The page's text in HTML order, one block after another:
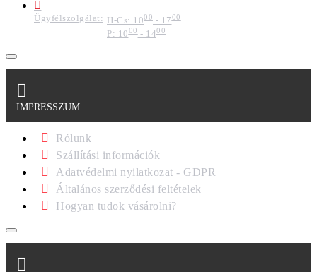
Ügyfélszolgálat: H-Cs: 1000 - 1700
P: 1000- 1400
IMPRESSZUM
Rólunk
Szállítási információk
Adatvédelmi nyilatkozat - GDPR
Általános szerződési feltételek
Hogyan tudok vásárolni?